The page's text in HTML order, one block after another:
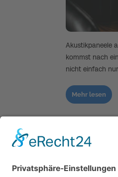
Akustikpaneele
kommst nach
nicht einfach
Mehr lesen